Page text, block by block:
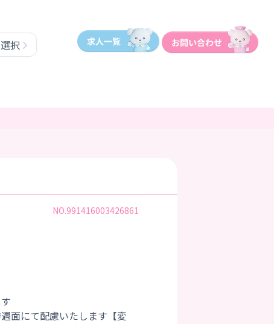
選択
NO.991416003426861
面にて配慮いたします【変